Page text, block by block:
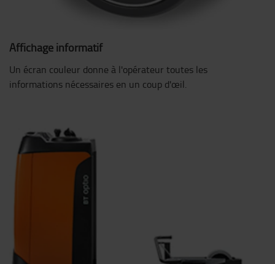
Affichage informatif
Un écran couleur donne à l'opérateur toutes les
informations nécessaires en un coup d'œil.